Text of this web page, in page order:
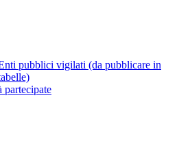
pubblici vigilati (da pubblicare in
partecipate